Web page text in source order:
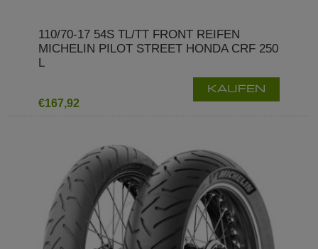
110/70-17 54S TL/TT FRONT REIFEN
MICHELIN PILOT STREET HONDA CRF 250
L
€167,92
KAUFEN